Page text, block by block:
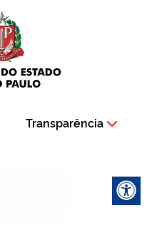
Transparência